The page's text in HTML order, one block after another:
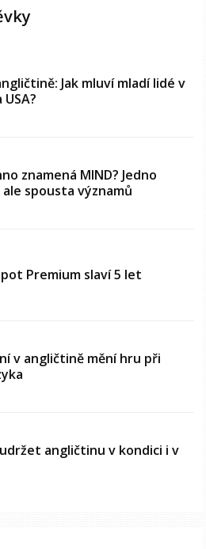
Jak mluví mladí lidé v
znamená MIND? Jedno
ale spousta významů
Premium slaví 5 let
v angličtině mění hru při
udržet angličtinu v kondici i v